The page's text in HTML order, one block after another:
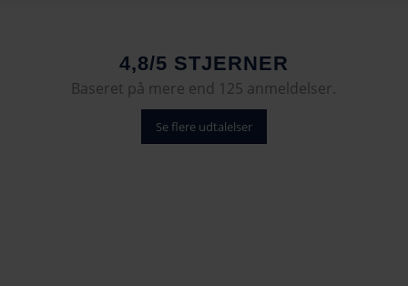
4,8/5 STJERNER
Baseret på mere end 125 anmeldelser.
Se flere udtalelser